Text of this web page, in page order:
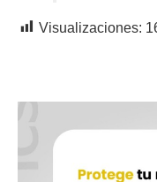
Visualizaciones: